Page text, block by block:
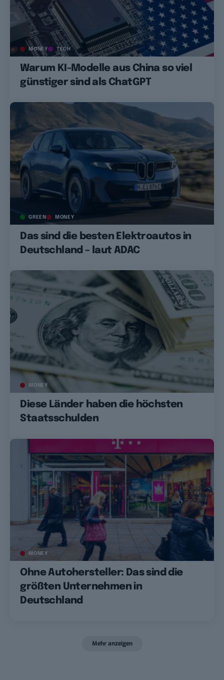
MONEY TECH
Warum KI-Modelle aus China so viel
günstiger sind als ChatGPT
GREEN MONEY
Das sind die besten Elektroautos in
Deutschland – laut ADAC
MONEY
Diese Länder haben die höchsten
Staatsschulden
MONEY
Ohne Autohersteller: Das sind die
größten Unternehmen in
Deutschland
Mehr anzeigen